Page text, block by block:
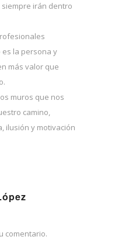
irán dentro
la persona y
más valor que
muros que nos
camino,
ilusión y motivación
comentario.